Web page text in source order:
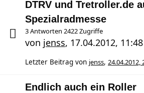
DTRV und Tretroller.de
Spezialradmesse
3 Antworten 2422 Zugriffe
von jenss, 17.04.2012, 11:48
Letzter Beitrag von jenss, 24.04.2012,
Endlich auch ein Roller